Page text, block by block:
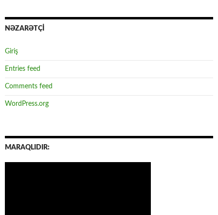
NƏZARƏTÇİ
Giriş
Entries feed
Comments feed
WordPress.org
MARAQLIDIR: